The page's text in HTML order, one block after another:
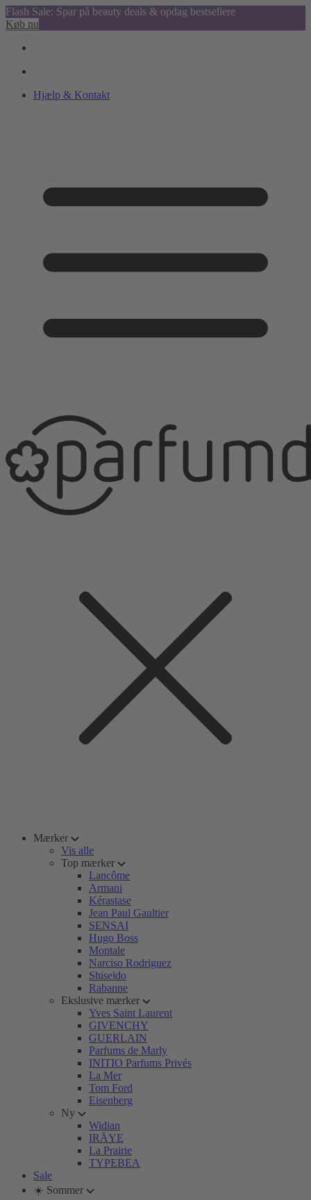
Flash Sale: Spar på beauty deals & opdag bestsellere
Køb nu
Hjælp & Kontakt
Mærker
Vis alle
Top mærker
Lancôme
Armani
Kérastase
Jean Paul Gaultier
SENSAI
Hugo Boss
Montale
Narciso Rodriguez
Shiseido
Rabanne
Ekslusive mærker
Yves Saint Laurent
GIVENCHY
GUERLAIN
Parfums de Marly
INITIO Parfums Privés
La Mer
Tom Ford
Eisenberg
Ny
Widian
IRÄYE
La Prairie
TYPEBEA
Sale
☀️ Sommer